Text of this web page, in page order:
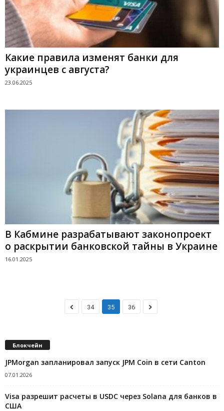
Какие правила изменят банки для
украинцев с августа?
23.06.2025
В Кабмине разрабатывают законопроект
о раскрытии банковской тайны в Украине
16.01.2025
34 35 36
Блокчейн
JPMorgan запланировал запуск JPM Coin в сети Canton
07.01.2026
Visa разрешит расчеты в USDC через Solana для банков в
США